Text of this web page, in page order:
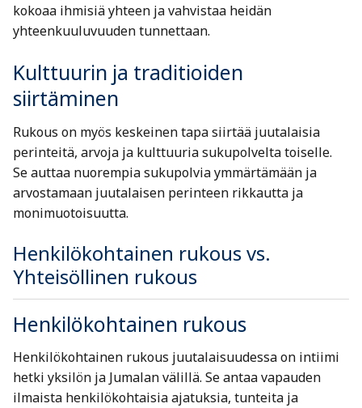
kokoaa ihmisiä yhteen ja vahvistaa heidän
yhteenkuuluvuuden tunnettaan.
Kulttuurin ja traditioiden
siirtäminen
Rukous on myös keskeinen tapa siirtää juutalaisia
perinteitä, arvoja ja kulttuuria sukupolvelta toiselle.
Se auttaa nuorempia sukupolvia ymmärtämään ja
arvostamaan juutalaisen perinteen rikkautta ja
monimuotoisuutta.
Henkilökohtainen rukous vs.
Yhteisöllinen rukous
Henkilökohtainen rukous
Henkilökohtainen rukous juutalaisuudessa on intiimi
hetki yksilön ja Jumalan välillä. Se antaa vapauden
ilmaista henkilökohtaisia ajatuksia, tunteita ja